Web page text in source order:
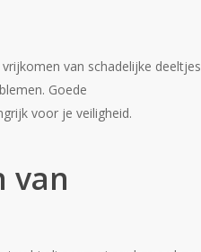
van schadelijke deeltjes
Goede
voor je veiligheid.
van